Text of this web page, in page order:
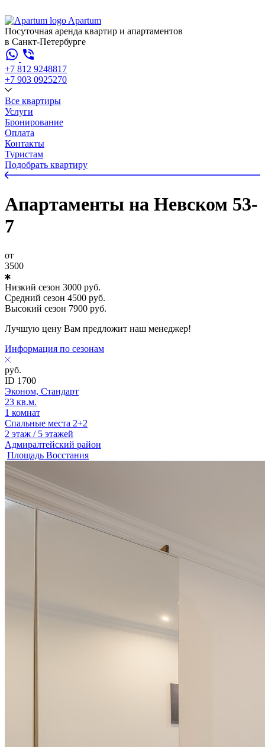
Apartum
Посуточная аренда квартир и апартаментов
в Санкт-Петербурге
+7 812 9248817
+7 903 0925270
Все квартиры
Услуги
Бронирование
Оплата
Контакты
Туристам
Подобрать квартиру
Апартаменты на Невском 53-
7
от
3500
Низкий сезон 3000 руб.
Средний сезон 4500 руб.
Высокий сезон 7900 руб.
Лучшую цену Вам предложит наш менеджер!
Информация по сезонам
руб.
ID 1700
Эконом, Стандарт
23 кв.м.
1 комнат
Спальные места 2+2
2 этаж / 5 этажей
Адмиралтейский район
Площадь Восстания